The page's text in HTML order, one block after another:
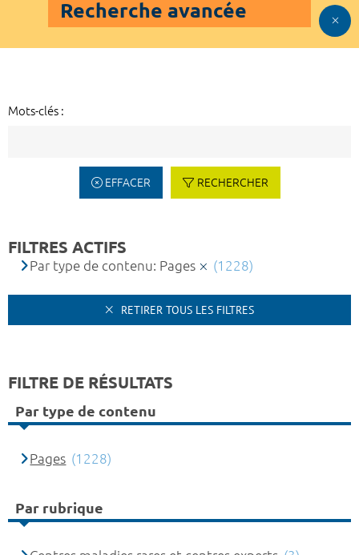
Recherche avancée
Mots-clés :
EFFACER RECHERCHER
FILTRES ACTIFS
Par type de contenu: Pages (1228)
RETIRER TOUS LES FILTRES
FILTRE DE RÉSULTATS
Par type de contenu
Pages (1228)
Par rubrique